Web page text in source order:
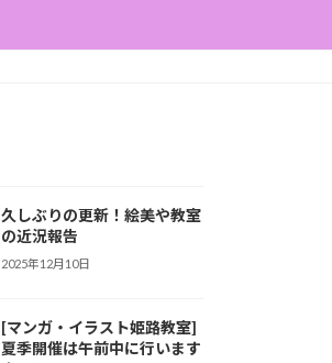
久しぶりの更新！絵美や教室
の近況報告
2025年12月10日
[マンガ・イラスト姫路教室]
夏季開催は午前中に行います